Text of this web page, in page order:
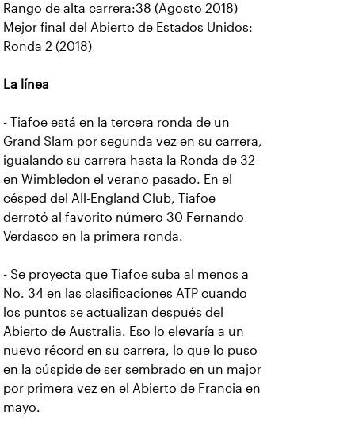
Rango de alta carrera:38 (Agosto 2018)
Mejor final del Abierto de Estados Unidos:
Ronda 2 (2018)
La línea
- Tiafoe está en la tercera ronda de un
Grand Slam por segunda vez en su carrera,
igualando su carrera hasta la Ronda de 32
en Wimbledon el verano pasado. En el
césped del All-England Club, Tiafoe
derrotó al favorito número 30 Fernando
Verdasco en la primera ronda.
- Se proyecta que Tiafoe suba al menos a
No. 34 en las clasificaciones ATP cuando
los puntos se actualizan después del
Abierto de Australia. Eso lo elevaría a un
nuevo récord en su carrera, lo que lo puso
en la cúspide de ser sembrado en un major
por primera vez en el Abierto de Francia en
mayo.